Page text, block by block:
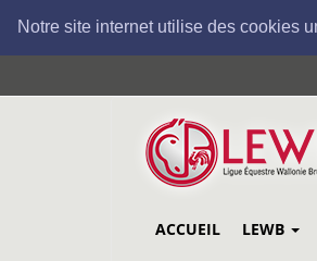
Notre site internet utilise des cookies
au
ACCUEIL LEWB